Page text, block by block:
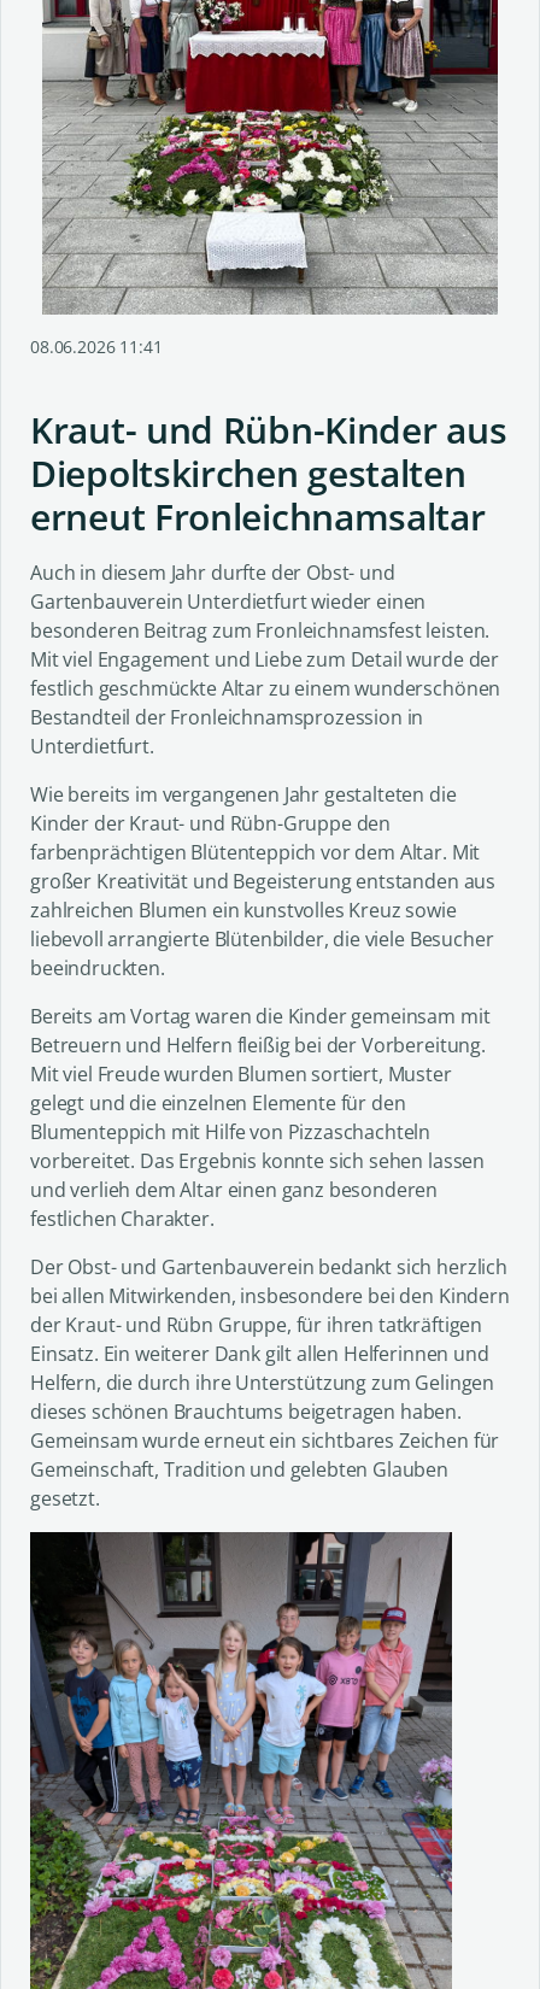
08.06.2026 11:41
Kraut- und Rübn-Kinder aus
Diepoltskirchen gestalten
erneut Fronleichnamsaltar
Auch in diesem Jahr durfte der Obst- und
Gartenbauverein Unterdietfurt wieder einen
besonderen Beitrag zum Fronleichnamsfest leisten.
Mit viel Engagement und Liebe zum Detail wurde der
festlich geschmückte Altar zu einem wunderschönen
Bestandteil der Fronleichnamsprozession in
Unterdietfurt.
Wie bereits im vergangenen Jahr gestalteten die
Kinder der Kraut- und Rübn-Gruppe den
farbenprächtigen Blütenteppich vor dem Altar. Mit
großer Kreativität und Begeisterung entstanden aus
zahlreichen Blumen ein kunstvolles Kreuz sowie
liebevoll arrangierte Blütenbilder, die viele Besucher
beeindruckten.
Bereits am Vortag waren die Kinder gemeinsam mit
Betreuern und Helfern fleißig bei der Vorbereitung.
Mit viel Freude wurden Blumen sortiert, Muster
gelegt und die einzelnen Elemente für den
Blumenteppich mit Hilfe von Pizzaschachteln
vorbereitet. Das Ergebnis konnte sich sehen lassen
und verlieh dem Altar einen ganz besonderen
festlichen Charakter.
Der Obst- und Gartenbauverein bedankt sich herzlich
bei allen Mitwirkenden, insbesondere bei den Kindern
der Kraut- und Rübn Gruppe, für ihren tatkräftigen
Einsatz. Ein weiterer Dank gilt allen Helferinnen und
Helfern, die durch ihre Unterstützung zum Gelingen
dieses schönen Brauchtums beigetragen haben.
Gemeinsam wurde erneut ein sichtbares Zeichen für
Gemeinschaft, Tradition und gelebten Glauben
gesetzt.